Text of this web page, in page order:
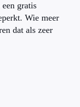
gratis
Wie meer
dat als zeer